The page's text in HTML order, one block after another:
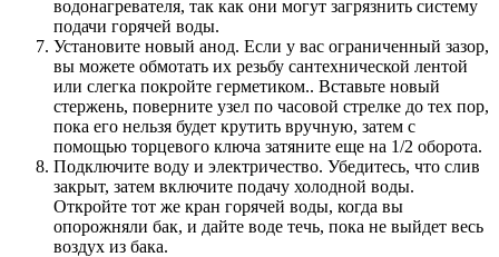
водонагревателя, так как они могут загрязнить систему
подачи горячей воды.
Установите новый анод. Если у вас ограниченный зазор,
вы можете обмотать их резьбу сантехнической лентой
или слегка покройте герметиком.. Вставьте новый
стержень, поверните узел по часовой стрелке до тех пор,
пока его нельзя будет крутить вручную, затем с
помощью торцевого ключа затяните еще на 1/2 оборота.
Подключите воду и электричество. Убедитесь, что слив
закрыт, затем включите подачу холодной воды.
Откройте тот же кран горячей воды, когда вы
опорожняли бак, и дайте воде течь, пока не выйдет весь
воздух из бака.